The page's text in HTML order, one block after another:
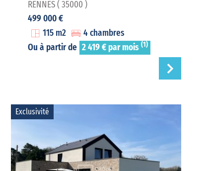
RENNES ( 35000 )
499 000 €
115 m2
4 chambres
Ou à partir de 2 419 € par mois (1)
Exclusivité